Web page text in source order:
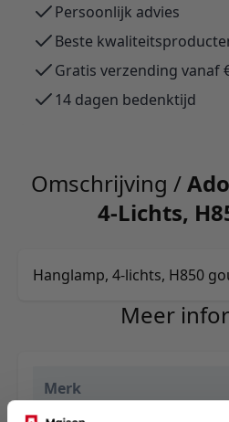
Persoonlijk advies
Beste
Gratis verzending vanaf
14 dagen bedenktijd
Omschrijving /
4-Lichts,
Hanglamp, 4-lichts, H850
Meer
Merk